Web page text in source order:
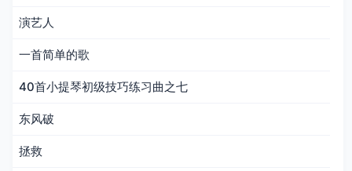
演艺人
一首简单的歌
40首小提琴初级技巧练习曲之七
东风破
拯救